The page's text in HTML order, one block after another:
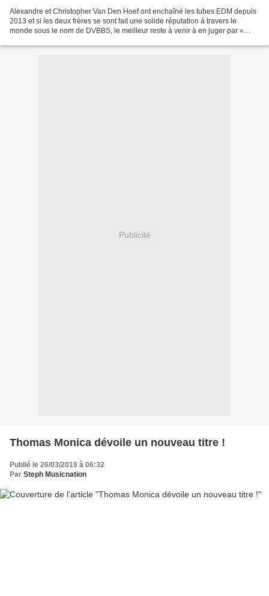
Alexandre et Christopher Van Den Hoef ont enchaîné les tubes EDM depuis
2013 et si les deux frères se sont fait une solide réputation à travers le
monde sous le nom de DVBBS, le meilleur reste à venir à en juger par «
Publicité
Thomas Monica dévoile un nouveau titre !
Publié le 26/03/2019 à 06:32
Par Steph Musicnation